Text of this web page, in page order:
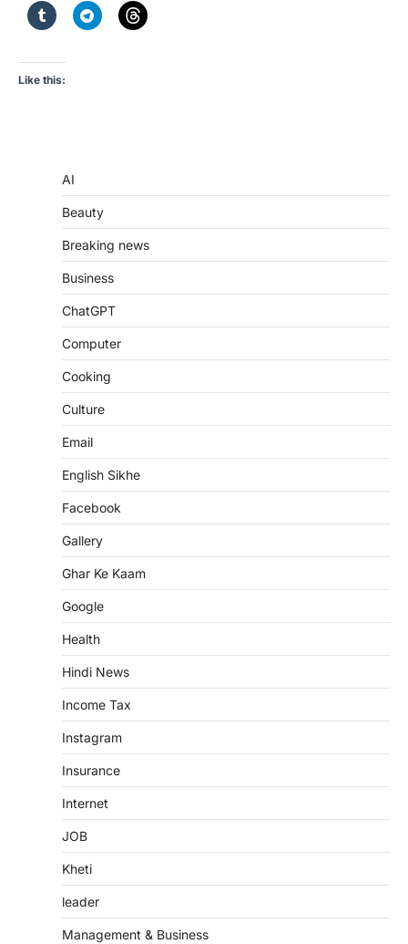
Like this:
AI
Beauty
Breaking news
Business
ChatGPT
Computer
Cooking
Culture
Email
English Sikhe
Facebook
Gallery
Ghar Ke Kaam
Google
Health
Hindi News
Income Tax
Instagram
Insurance
Internet
JOB
Kheti
leader
Management & Business